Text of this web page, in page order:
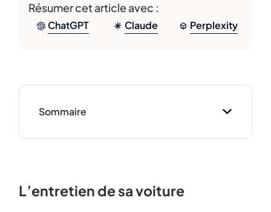
Résumer cet article avec :
ChatGPT Claude Perplexity
Sommaire
L’entretien de sa voiture